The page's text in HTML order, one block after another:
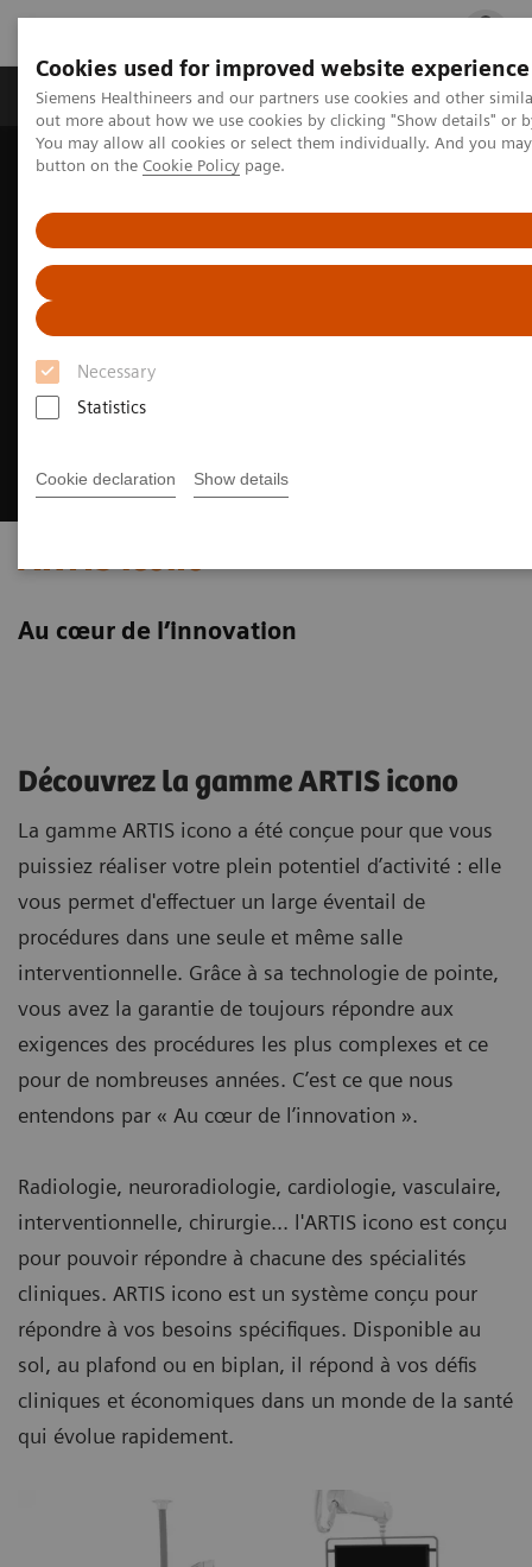
Cookies used for improved website experience
Siemens Healthineers and our partners use cookies and other
out more about how we use cookies by clicking "Show details" or
You may allow all cookies or select them individually. And you
button on the Cookie Policy page.
Necessary
Statistics
Cookie declaration Show details
Produits & services Spécialités cliniques
Accueil Imagerie Médicale
Angiographie
ARTIS icono
Au cœur de l’innovation
Découvrez la gamme ARTIS icono
La gamme ARTIS icono a été conçue pour que vous
puissiez réaliser votre plein potentiel d’activité : elle
vous permet d'effectuer un large éventail de
procédures dans une seule et même salle
interventionnelle. Grâce à sa technologie de pointe,
vous avez la garantie de toujours répondre aux
exigences des procédures les plus complexes et ce
pour de nombreuses années. C’est ce que nous
entendons par « Au cœur de l’innovation ».
Radiologie, neuroradiologie, cardiologie, vasculaire,
interventionnelle, chirurgie... l'ARTIS icono est conçu
pour pouvoir répondre à chacune des spécialités
cliniques. ARTIS icono est un système conçu pour
répondre à vos besoins spécifiques. Disponible au
sol, au plafond ou en biplan, il répond à vos défis
cliniques et économiques dans un monde de la santé
qui évolue rapidement.